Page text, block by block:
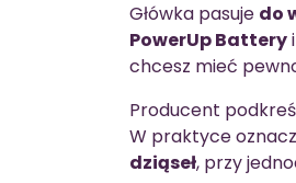
Główka pasuje do
PowerUp Batteryi
chcesz mieć
Producent
W praktyce
dziąseł, przy